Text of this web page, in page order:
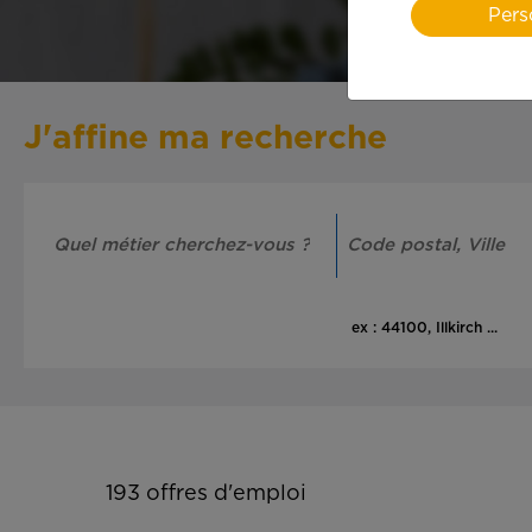
J'affine ma recherche
ex : 44100, Illkirch ...
193 offres d'emploi